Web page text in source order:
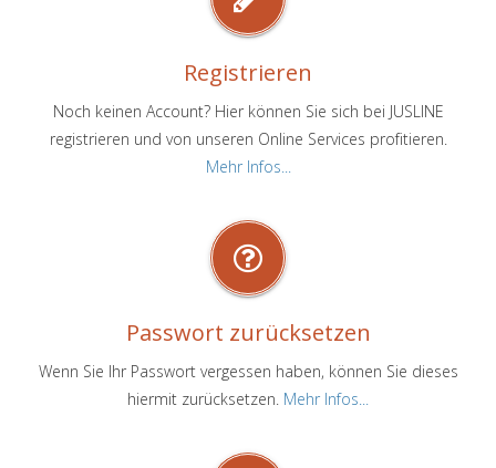
Registrieren
Noch keinen Account? Hier können Sie sich bei JUSLINE
registrieren und von unseren Online Services profitieren.
Mehr Infos...
Passwort zurücksetzen
Wenn Sie Ihr Passwort vergessen haben, können Sie dieses
hiermit zurücksetzen. Mehr Infos...